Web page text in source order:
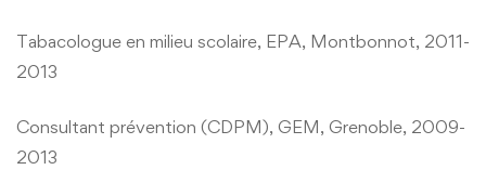
Tabacologue en milieu scolaire, EPA, Montbonnot, 2011-
2013
Consultant prévention (CDPM), GEM, Grenoble, 2009-
2013